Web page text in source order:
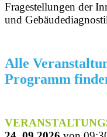
Fragestellungen der
und
Alle
Programm